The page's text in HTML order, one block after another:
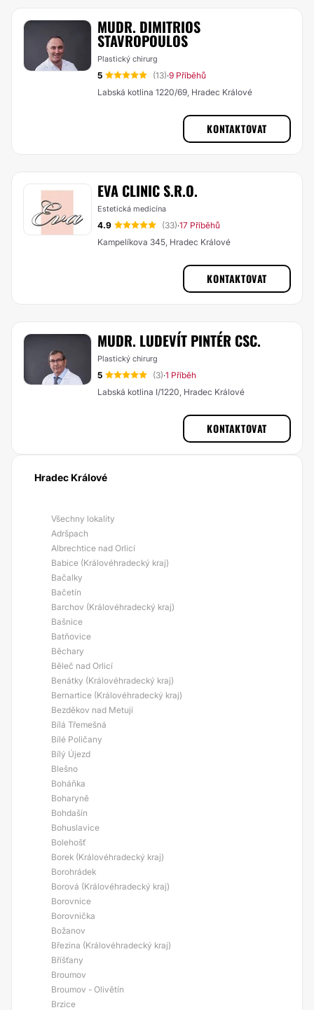
MUDR. DIMITRIOS
STAVROPOULOS
Plastický chirurg
5 (13)·9 Příběhů
Labská kotlina 1220/69, Hradec Králové
KONTAKTOVAT
EVA CLINIC S.R.O.
Estetická medicína
4.9 (33)·17 Příběhů
Kampelíkova 345, Hradec Králové
KONTAKTOVAT
MUDR. LUDEVÍT PINTÉR CSC.
Plastický chirurg
5 (3)·1 Příběh
Labská kotlina I/1220, Hradec Králové
KONTAKTOVAT
Hradec Králové
Všechny lokality
Adršpach
Albrechtice nad Orlicí
Babice (Královéhradecký kraj)
Bačalky
Bačetín
Barchov (Královéhradecký kraj)
Bašnice
Batňovice
Běchary
Běleč nad Orlicí
Benátky (Královéhradecký kraj)
Bernartice (Královéhradecký kraj)
Bezděkov nad Metují
Bílá Třemešná
Bílé Poličany
Bílý Újezd
Blešno
Boháňka
Boharyně
Bohdašín
Bohuslavice
Bolehošť
Borek (Královéhradecký kraj)
Borohrádek
Borová (Královéhradecký kraj)
Borovnice
Borovnička
Božanov
Březina (Královéhradecký kraj)
Bříšťany
Broumov
Broumov - Olivětín
Brzice